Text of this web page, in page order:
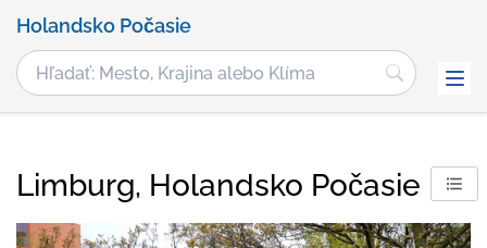
Holandsko Počasie
Limburg, Holandsko Počasie